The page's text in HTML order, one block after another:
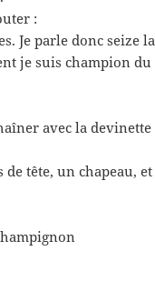
:
Je parle donc seize
je suis champion du
avec la devinette
de tête, un chapeau,